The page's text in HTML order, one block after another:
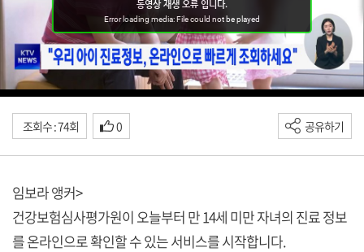
조회수 : 74회 0 공유하기
임보라 앵커>
건강보험심사평가원이 오늘부터 만 14세 미만 자녀의 진료 정보
를 온라인으로 확인할 수 있는 서비스를 시작합니다.